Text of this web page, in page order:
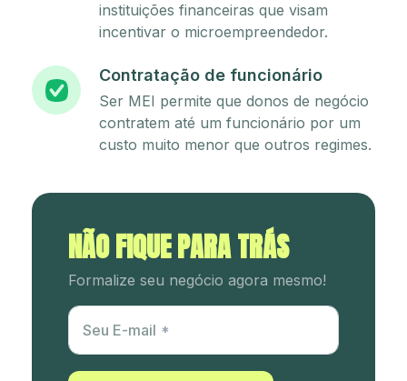
instituições financeiras que visam
incentivar o microempreendedor.
Contratação de funcionário
Ser MEI permite que donos de negócio
contratem até um funcionário por um
custo muito menor que outros regimes.
NÃO FIQUE PARA TRÁS
Formalize seu negócio agora mesmo!
Utm Content
Seu E-mail